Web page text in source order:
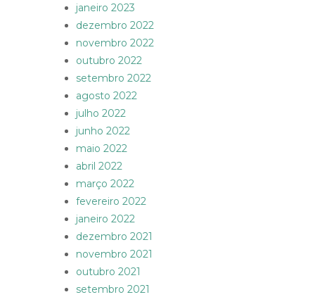
janeiro 2023
dezembro 2022
novembro 2022
outubro 2022
setembro 2022
agosto 2022
julho 2022
junho 2022
maio 2022
abril 2022
março 2022
fevereiro 2022
janeiro 2022
dezembro 2021
novembro 2021
outubro 2021
setembro 2021